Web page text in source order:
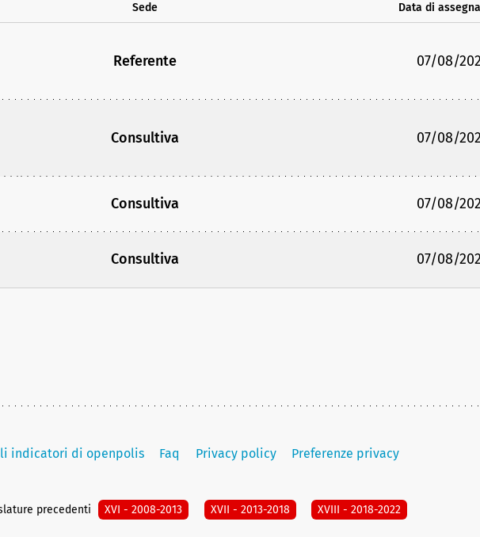
Sede Data di
Referente 07/08/
Consultiva 07/08/
Consultiva 07/08/
Consultiva 07/08/
indicatori di openpolis Faq Privacy policy Preferenze privacy
precedenti XVI - 2008-2013 XVII - 2013-2018 XVIII - 2018-2022